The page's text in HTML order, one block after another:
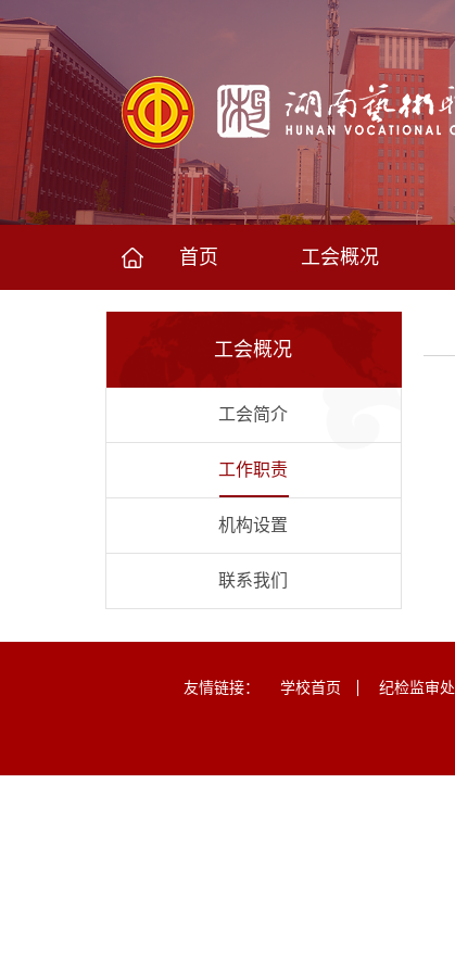
首页 工会概况
工会概况
工会简介
工作职责
机构设置
联系我们
友情链接： 学校首页 纪检监审处